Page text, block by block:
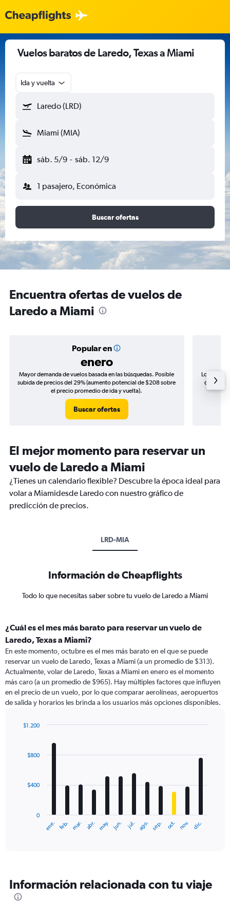
Vuelos baratos de Laredo, Texas a Miami
Ida y vuelta
Laredo (LRD)
Miami (MIA)
sáb. 5/9 - sáb. 12/9
1 pasajero, Económica
Buscar ofertas
Encuentra ofertas de vuelos de
Laredo a Miami
Popular en
enero
Mayor demanda de vuelos basada en las búsquedas. Posible
subida de precios del 29% (aumento potencial de $208 sobre
el precio promedio de ida y vuelta).
Buscar ofertas
Los
de
El mejor momento para reservar un
vuelo de Laredo a Miami
¿Tienes un calendario flexible? Descubre la época ideal para
volar a Miamidesde Laredo con nuestro gráfico de
predicción de precios.
LRD-MIA
Información de Cheapflights
Todo lo que necesitas saber sobre tu vuelo de Laredo a Miami
¿Cuál es el mes más barato para reservar un vuelo de
Laredo, Texas a Miami?
En este momento, octubre es el mes más barato en el que se puede
reservar un vuelo de Laredo, Texas a Miami (a un promedio de $313).
Actualmente, volar de Laredo, Texas a Miami en enero es el momento
más caro (a un promedio de $965). Hay múltiples factores que influyen
en el precio de un vuelo, por lo que comparar aerolíneas, aeropuertos
de salida y horarios les brinda a los usuarios más opciones disponibles.
with
The
categories.
The
ene. feb. mar. abr. may. jun. jul. ago. sep. oct. nov. dic.
0
$400
$800
$1.200
Información relacionada con tu viaje